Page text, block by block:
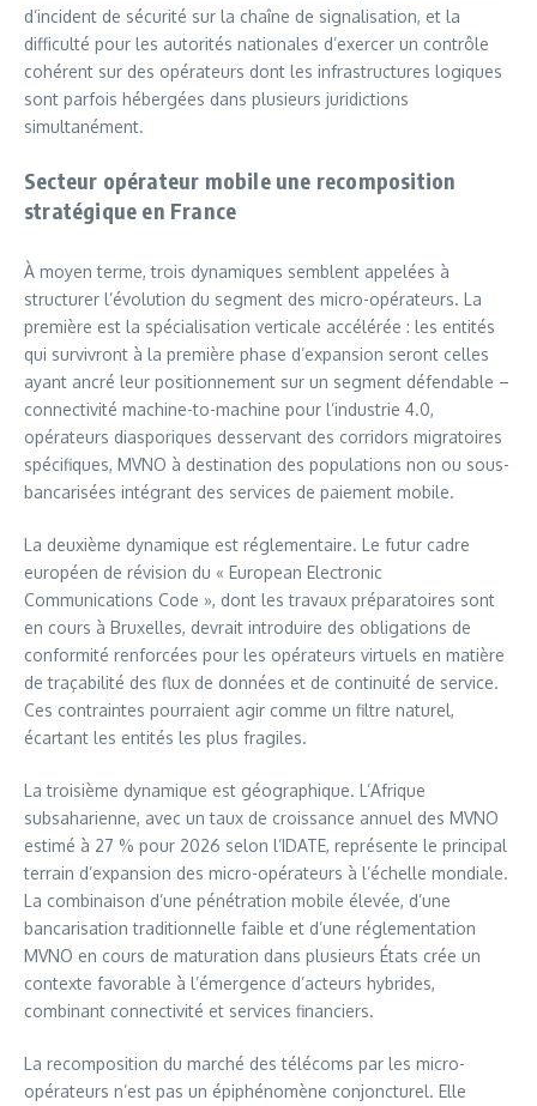
d’incident de sécurité sur la chaîne de signalisation, et la
difficulté pour les autorités nationales d’exercer un contrôle
cohérent sur des opérateurs dont les infrastructures logiques
sont parfois hébergées dans plusieurs juridictions
simultanément.
Secteur opérateur mobile une recomposition
stratégique en France
À moyen terme, trois dynamiques semblent appelées à
structurer l’évolution du segment des micro-opérateurs. La
première est la spécialisation verticale accélérée : les entités
qui survivront à la première phase d’expansion seront celles
ayant ancré leur positionnement sur un segment défendable –
connectivité machine-to-machine pour l’industrie 4.0,
opérateurs diasporiques desservant des corridors migratoires
spécifiques, MVNO à destination des populations non ou sous-
bancarisées intégrant des services de paiement mobile.
La deuxième dynamique est réglementaire. Le futur cadre
européen de révision du « European Electronic
Communications Code », dont les travaux préparatoires sont
en cours à Bruxelles, devrait introduire des obligations de
conformité renforcées pour les opérateurs virtuels en matière
de traçabilité des flux de données et de continuité de service.
Ces contraintes pourraient agir comme un filtre naturel,
écartant les entités les plus fragiles.
La troisième dynamique est géographique. L’Afrique
subsaharienne, avec un taux de croissance annuel des MVNO
estimé à 27 % pour 2026 selon l’IDATE, représente le principal
terrain d’expansion des micro-opérateurs à l’échelle mondiale.
La combinaison d’une pénétration mobile élevée, d’une
bancarisation traditionnelle faible et d’une réglementation
MVNO en cours de maturation dans plusieurs États crée un
contexte favorable à l’émergence d’acteurs hybrides,
combinant connectivité et services financiers.
La recomposition du marché des télécoms par les micro-
opérateurs n’est pas un épiphénomène conjoncturel. Elle